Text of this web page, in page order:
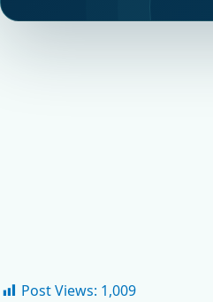
Post Views: 1,009